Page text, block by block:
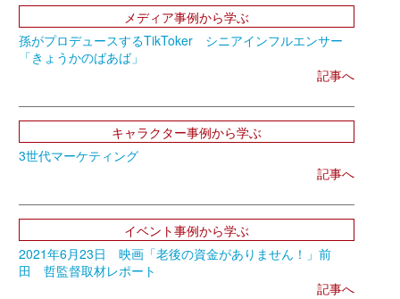
メディア事例から学ぶ
孫がプロデュースするTikToker シニアインフルエンサー
「きょうかのばあば」
記事へ
キャラクター事例から学ぶ
3世代マーケティング
記事へ
イベント事例から学ぶ
2021年6月23日 映画「老後の資金がありません！」前
田 哲監督取材レポート
記事へ